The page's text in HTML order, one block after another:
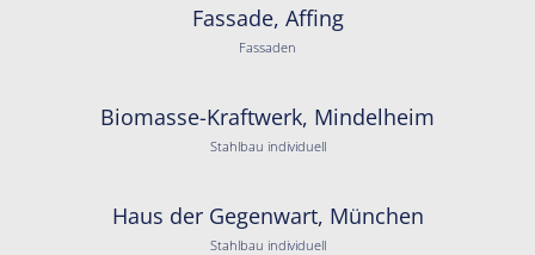
Fassade, Affing
Fassaden
Biomasse-Kraftwerk, Mindelheim
Stahlbau individuell
Haus der Gegenwart, München
Stahlbau individuell